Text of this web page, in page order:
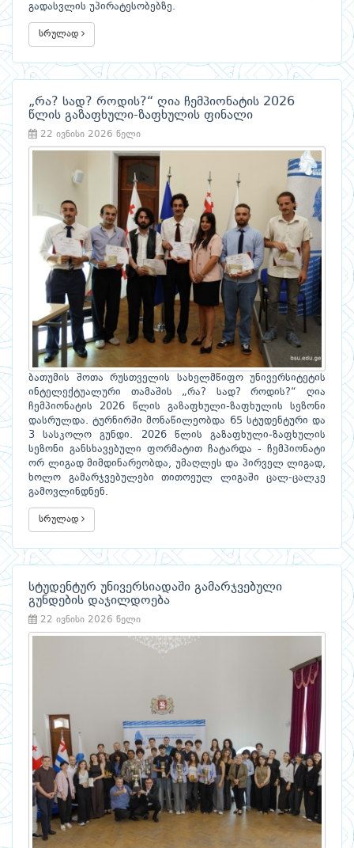
გადასვლის უპირატესობებზე.
სრულად
„რა? სად? როდის?“ ღია ჩემპიონატის 2026
წლის გაზაფხული-ზაფხულის ფინალი
22 ივნისი 2026 წელი
ბათუმის შოთა რუსთველის სახელმწიფო უნივერსიტეტის
ინტელექტუალური თამაშის „რა? სად? როდის?“ ღია
ჩემპიონატის 2026 წლის გაზაფხული-ზაფხულის სეზონი
დასრულდა. ტურნირში მონაწილეობდა 65 სტუდენტური და
3 სასკოლო გუნდი. 2026 წლის გაზაფხული-ზაფხულის
სეზონი განსხავებული ფორმატით ჩატარდა - ჩემპიონატი
ორ ლიგად მიმდინარეობდა, უმაღლეს და პირველ ლიგად,
ხოლო გამარჯვებულები თითოეულ ლიგაში ცალ-ცალკე
გამოვლინდნენ.
სრულად
სტუდენტურ უნივერსიადაში გამარჯვებული
გუნდების დაჯილდოება
22 ივნისი 2026 წელი